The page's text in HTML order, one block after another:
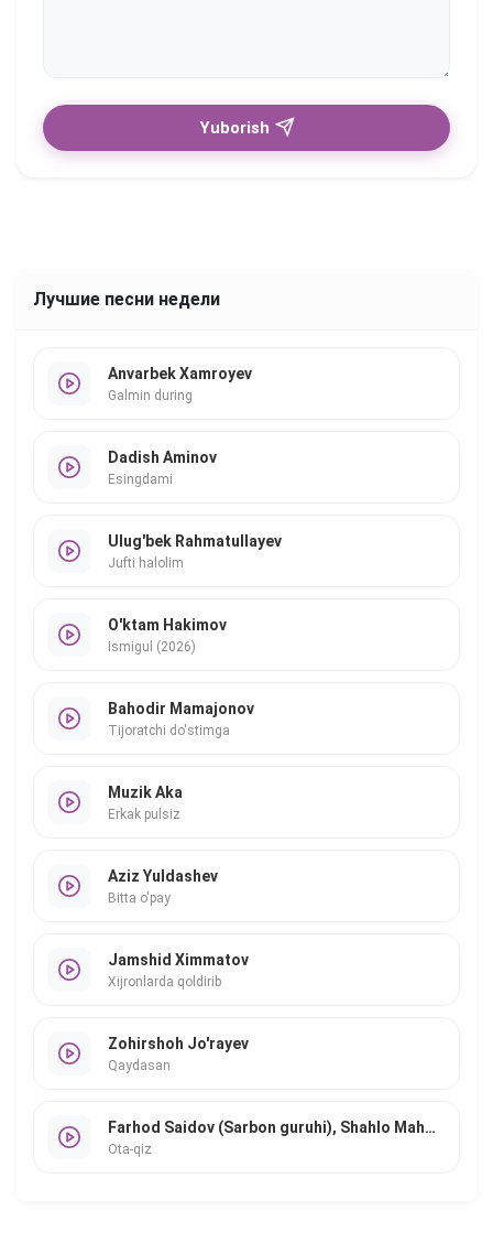
Yuborish
Лучшие песни недели
Anvarbek Xamroyev
Galmin during
Dadish Aminov
Esingdami
Ulug'bek Rahmatullayev
Jufti halolim
O'ktam Hakimov
Ismigul (2026)
Bahodir Mamajonov
Tijoratchi do'stimga
Muzik Aka
Erkak pulsiz
Aziz Yuldashev
Bitta o'pay
Jamshid Ximmatov
Xijronlarda qoldirib
Zohirshoh Jo'rayev
Qaydasan
Farhod Saidov (Sarbon guruhi), Shahlo Mahmudova
Ota-qiz